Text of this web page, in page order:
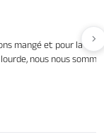
mangé et pour la
nous nous sommes